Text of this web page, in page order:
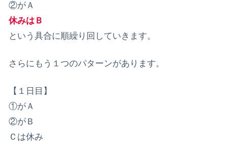
②がＡ
休みはＢ
という具合に順繰り回していきます。
さらにもう１つのパターンがあります。
【１日目】
①がＡ
②がＢ
Ｃは休み